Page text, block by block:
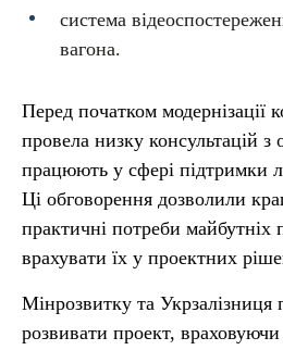
система
вагона.
Перед початком модернізації
провела низку консультацій з
працюють у сфері підтримки
Ці обговорення дозволили
практичні потреби майбутніх
врахувати їх у проектних
Мінрозвитку та Укрзалізниця
розвивати проект, враховуючи